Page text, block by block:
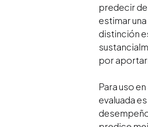
predecir
estimar
distinción
por aportar
Para uso
evaluada